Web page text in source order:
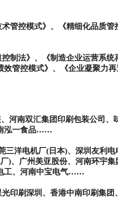
管控模式》、《精细化品质管
制法》、《制造企业运营系统
管控模式》、《企业凝聚力再
河南双汇集团印刷包装公司、
泓一食品……
三洋电机厂(日本)、深圳友利电
)、广州美亚股份、河南环宇集
工、河南中宝电气……
印刷深圳、香港中南印刷集团